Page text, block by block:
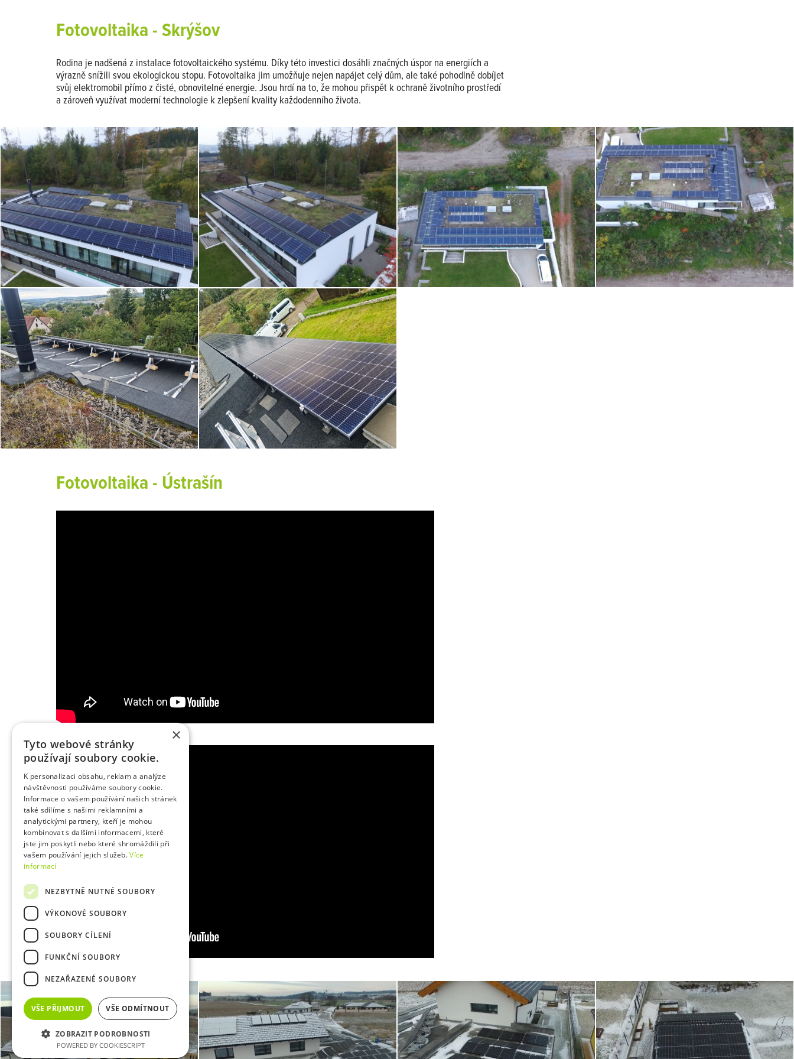
Fotovoltaika - Skrýšov
Rodina je nadšená z instalace fotovoltaického systému. Díky této investici dosáhli značných úspor na energiích a
výrazně snížili svou ekologickou stopu. Fotovoltaika jim umožňuje nejen napájet celý dům, ale také pohodlně dobíjet
svůj elektromobil přímo z čisté, obnovitelné energie. Jsou hrdí na to, že mohou přispět k ochraně životního prostředí
a zároveň využívat moderní technologie k zlepšení kvality každodenního života.
Fotovoltaika - Ústrašín
×
Tyto webové stránky
používají soubory cookie.
K personalizaci obsahu, reklam a analýze
návštěvnosti používáme soubory cookie.
Informace o vašem používání našich stránek
také sdílíme s našimi reklamními a
analytickými partnery, kteří je mohou
kombinovat s dalšími informacemi, které
jste jim poskytli nebo které shromáždili při
vašem používání jejich služeb.Více
informací
NEZBYTNĚ NUTNÉ SOUBORY
VÝKONOVÉ SOUBORY
SOUBORY CÍLENÍ
FUNKČNÍ SOUBORY
NEZAŘAZENÉ SOUBORY
VŠE PŘIJMOUT VŠE ODMÍTNOUT
ZOBRAZIT PODROBNOSTI
POWERED BY COOKIESCRIPT